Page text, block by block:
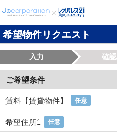
希望物件リクエスト
入力 確認
ご希望条件
賃料【賃貸物件】 任意
希望住所1 任意